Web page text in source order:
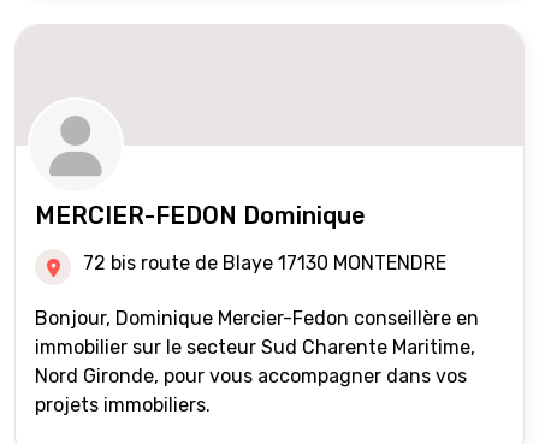
MERCIER-FEDON Dominique
72 bis route de Blaye 17130 MONTENDRE
Bonjour, Dominique Mercier-Fedon conseillère en
immobilier sur le secteur Sud Charente Maritime,
Nord Gironde, pour vous accompagner dans vos
projets immobiliers.